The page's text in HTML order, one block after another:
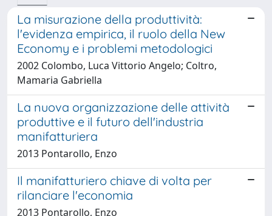
La misurazione della produttività:
l'evidenza empirica, il ruolo della New
Economy e i problemi metodologici
2002 Colombo, Luca Vittorio Angelo; Coltro,
Mamaria Gabriella
La nuova organizzazione delle attività
produttive e il futuro dell'industria
manifatturiera
2013 Pontarollo, Enzo
Il manifatturiero chiave di volta per
rilanciare l'economia
2013 Pontarollo, Enzo